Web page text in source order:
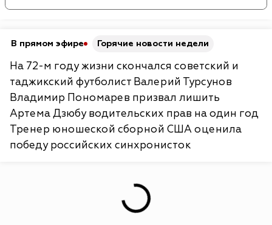
В прямом эфире Горячие новости недели
На 72-м году жизни скончался советский и
таджикский футболист Валерий Турсунов
Владимир Пономарев призвал лишить
Артема Дзюбу водительских прав на один год
Тренер юношеской сборной США оценила
победу российских синхронисток